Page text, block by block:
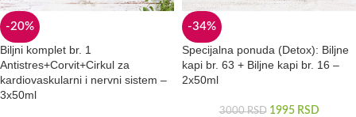
-20%
Biljni komplet br. 1
Antistres+Corvit+Cirkul za
kardiovaskularni i nervni sistem –
3x50ml
-34%
Specijalna ponuda (Detox): Biljne
kapi br. 63 + Biljne kapi br. 16 –
2x50ml
3000RSD 1995 RSD